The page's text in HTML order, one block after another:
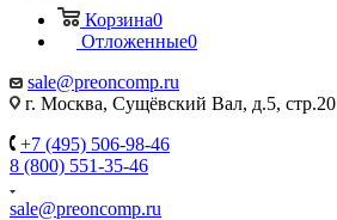
Корзина0
Отложенные0
sale@preoncomp.ru
г. Москва, Сущёвский Вал, д.5, стр.20
+7 (495) 506-98-46
8 (800) 551-35-46
sale@preoncomp.ru